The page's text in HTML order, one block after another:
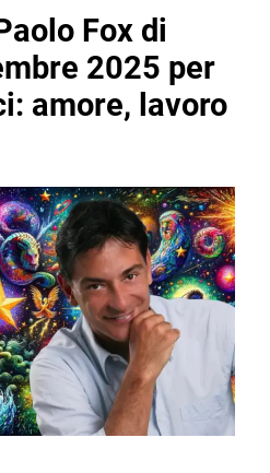
Fox di
2025 per
amore, lavoro